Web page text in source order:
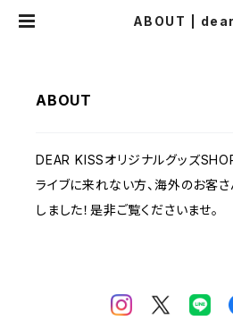
ABOUT |
ABOUT
DEAR KISSオリジナルグッズ
ライブに来れない方、海外のお客
しました！是非ご覧くださいませ。